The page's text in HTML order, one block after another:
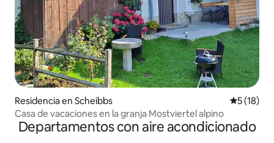
Residencia en Scheibbs
5 (18)
Casa de vacaciones en la granja Mostviertel alpino
Departamentos con aire acondicionado